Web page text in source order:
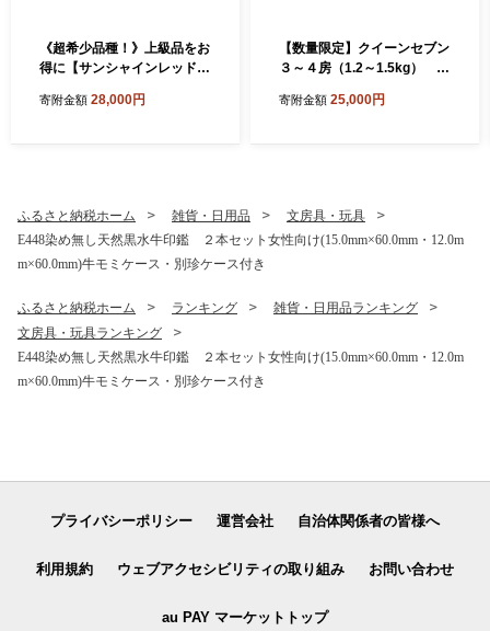
《超希少品種！》上級品をお
得に【サンシャインレッド】
年8月-9月発送】- FUJIKAW
寄附金額 28,000円
【数量限定】クイーンセブン
３～４房（1.2～1.5kg） ぶ
物 フルーツ 山梨 やまなし 富
寄附金額 25,000円
ふるさと納税ホーム 雑貨・日用品
文房具・玩具
E448染め無し天然黒水牛印鑑 ２本セット女性向け(15.0mm×60.0mm・12.0m
m×60.0mm)牛モミケース・別珍ケース付き
ふるさと納税ホーム ランキング
雑貨・日用品ランキング
文房具・玩具ランキング
E448染め無し天然黒水牛印鑑 ２本セット女性向け(15.0mm×60.0mm・12.0m
m×60.0mm)牛モミケース・別珍ケース付き
プライバシーポリシー 運営会社 自治体関係者の皆様へ
利用規約 ウェブアクセシビリティの取り組み お問い合わせ
au PAY マーケットトップ